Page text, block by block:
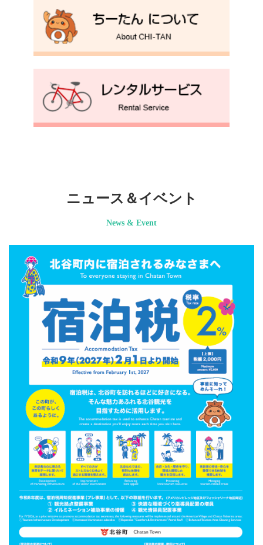
ニュース＆イベント
News & Event